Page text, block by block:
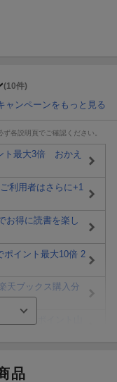
(10件)
ャンペーンをもっと見る
各説明頁でご確認ください。
ト最大3倍 おかえ
利用者はさらに+1
お得に読書を楽し
ポイント最大10倍 2
天ブックス購入分
品